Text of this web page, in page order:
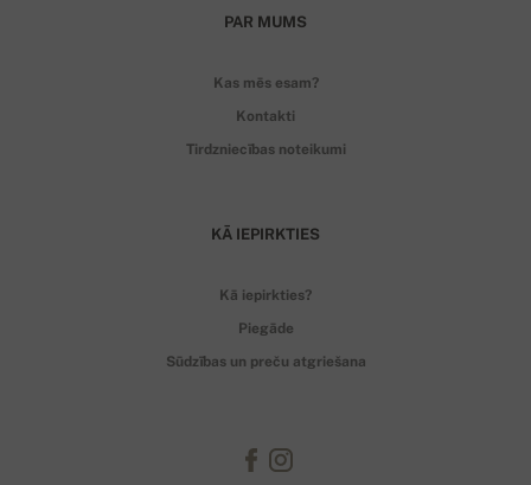
PAR MUMS
Kas mēs esam?
Kontakti
Tirdzniecības noteikumi
KĀ IEPIRKTIES
Kā iepirkties?
Piegāde
Sūdzības un preču atgriešana